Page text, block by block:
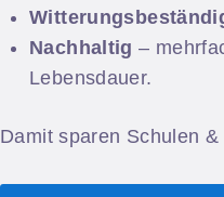
Nachhaltig –
Lebensdauer.
Damit sparen Schulen